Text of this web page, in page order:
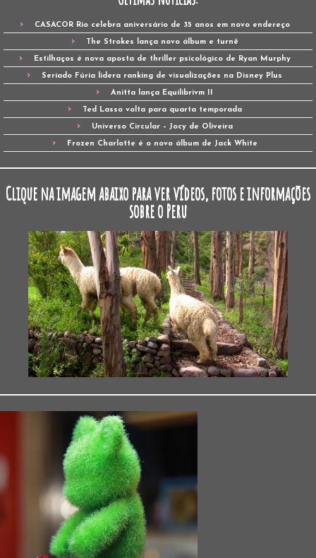
CASACOR Rio celebra aniversário de 35 anos em novo endereço
The Strokes lança novo álbum e turnê
Estilhaços é nova aposta de thriller psicológico de Ryan Murphy
Seriado Fúria lidera ranking de visualizações na Disney Plus
Anitta lança Equilibrivm II
Ted Lasso volta para quarta temporada
Universo Circular – Jocy de Oliveira
Frozen Charlotte é o novo álbum de Jack White
Clique na imagem abaixo para ver vídeos, fotos e informações
sobre o Peru